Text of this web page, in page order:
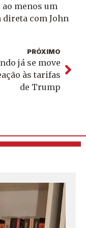
ao menos um
com John
PRÓXIMO
já se move
às tarifas
de Trump